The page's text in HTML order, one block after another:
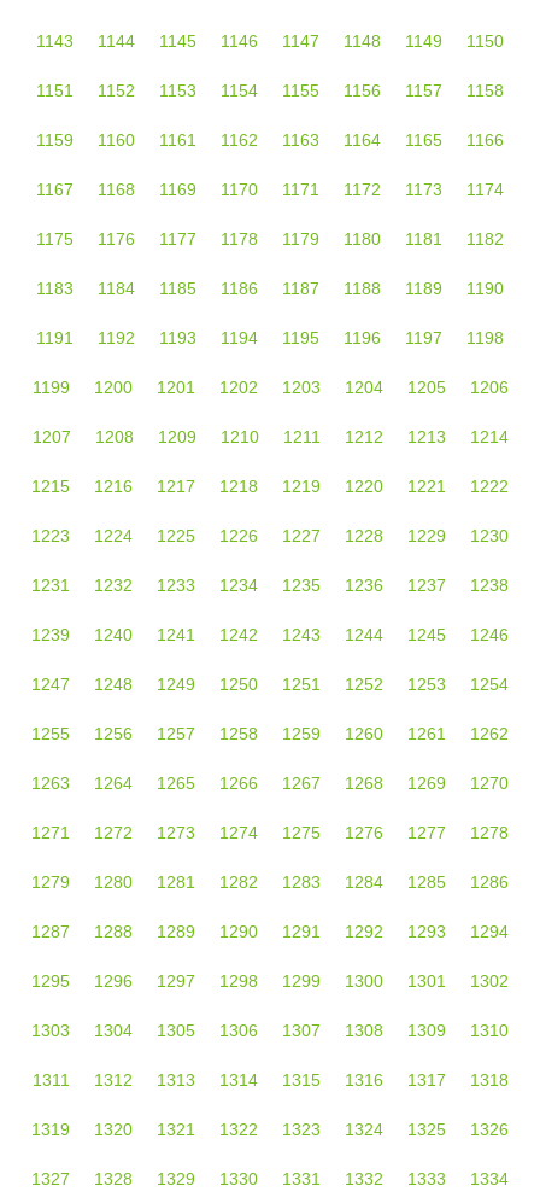
1143 1144 1145 1146 1147 1148 1149 1150
1151 1152 1153 1154 1155 1156 1157 1158
1159 1160 1161 1162 1163 1164 1165 1166
1167 1168 1169 1170 1171 1172 1173 1174
1175 1176 1177 1178 1179 1180 1181 1182
1183 1184 1185 1186 1187 1188 1189 1190
1191 1192 1193 1194 1195 1196 1197 1198
1199 1200 1201 1202 1203 1204 1205 1206
1207 1208 1209 1210 1211 1212 1213 1214
1215 1216 1217 1218 1219 1220 1221 1222
1223 1224 1225 1226 1227 1228 1229 1230
1231 1232 1233 1234 1235 1236 1237 1238
1239 1240 1241 1242 1243 1244 1245 1246
1247 1248 1249 1250 1251 1252 1253 1254
1255 1256 1257 1258 1259 1260 1261 1262
1263 1264 1265 1266 1267 1268 1269 1270
1271 1272 1273 1274 1275 1276 1277 1278
1279 1280 1281 1282 1283 1284 1285 1286
1287 1288 1289 1290 1291 1292 1293 1294
1295 1296 1297 1298 1299 1300 1301 1302
1303 1304 1305 1306 1307 1308 1309 1310
1311 1312 1313 1314 1315 1316 1317 1318
1319 1320 1321 1322 1323 1324 1325 1326
1327 1328 1329 1330 1331 1332 1333 1334